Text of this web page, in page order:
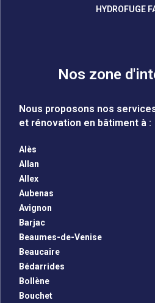
HYDROFUGE
Nos zone
Nous proposons nos
et rénovation en bâtiment à :
Alès
Allan
Allex
Aubenas
Avignon
Barjac
Beaumes-de-Venise
Beaucaire
Bédarrides
Bollène
Bouchet